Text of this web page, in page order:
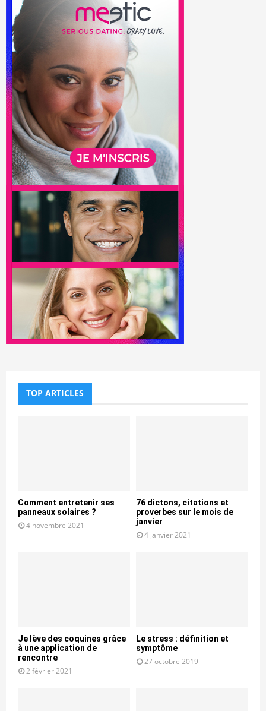
TOP ARTICLES
Comment entretenir ses
panneaux solaires ?
4 novembre 2021
76 dictons, citations et
proverbes sur le mois de
janvier
4 janvier 2021
Je lève des coquines grâce
à une application de
rencontre
2 février 2021
Le stress : définition et
symptôme
27 octobre 2019